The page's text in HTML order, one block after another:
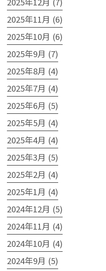
2025年11月 (6)
2025年10月 (6)
2025年9月 (7)
2025年8月 (4)
2025年7月 (4)
2025年6月 (5)
2025年5月 (4)
2025年4月 (4)
2025年3月 (5)
2025年2月 (4)
2025年1月 (4)
2024年12月 (5)
2024年11月 (4)
2024年10月 (4)
2024年9月 (5)